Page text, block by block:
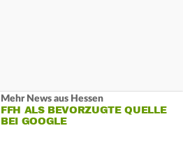
Mehr News aus Hessen
FFH ALS BEVORZUGTE QUELLE
BEI GOOGLE